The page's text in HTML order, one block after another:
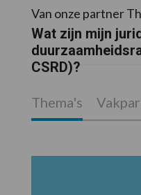
Van onze partner
Wat zijn mijn
CSRD)?
Thema's